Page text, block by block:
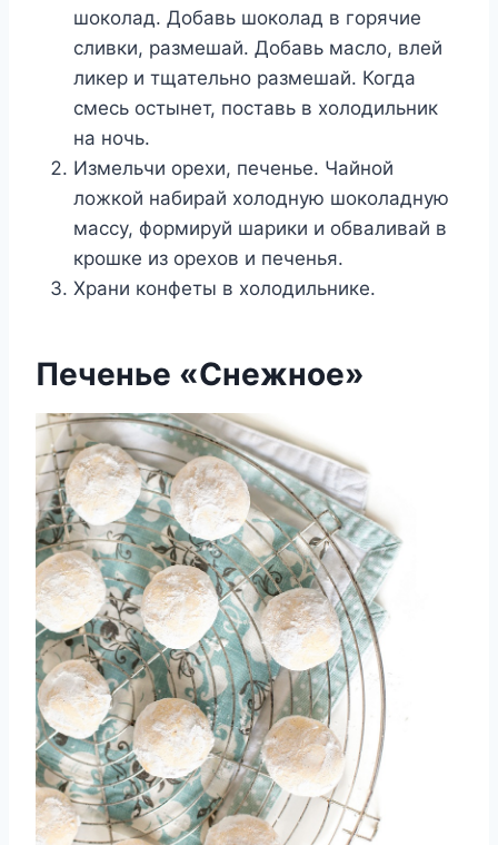
шоколад. Добавь шоколад в горячие
сливки, размешай. Добавь масло, влей
ликер и тщательно размешай. Когда
смесь остынет, поставь в холодильник
на ночь.
Измельчи орехи, печенье. Чайной
ложкой набирай холодную шоколадную
массу, формируй шарики и обваливай в
крошке из орехов и печенья.
Храни конфеты в холодильнике.
Печенье «Снежное»